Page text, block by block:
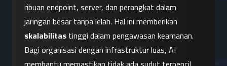
ribuan endpoint, server, dan perangkat dalam
skalabilitas tinggi dalam pengawasan keamanan.
Bagi organisasi dengan infrastruktur luas, AI